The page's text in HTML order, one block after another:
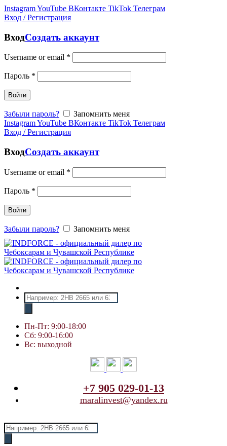
InstagramYouTube ВКонтакте TikTok Телеграм
Вход / Регистрация
ВходСоздать аккаунт
Username or email *
Пароль *
Войти
Забыли пароль?
Запомнить меня
InstagramYouTube ВКонтакте TikTok Телеграм
Вход / Регистрация
ВходСоздать аккаунт
Username or email *
Пароль *
Войти
Забыли пароль? Запомнить меня
Поиск
товаров
Пн-Пт: 9:00-18:00
Сб: 9:00-16:00
Вс: выходной
+7 905 029-01-13
maralinvest@yandex.ru
Поиск
товаров